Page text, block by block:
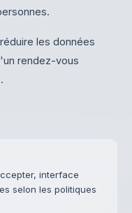
réduire les données
rendez-vous
interface
selon les politiques